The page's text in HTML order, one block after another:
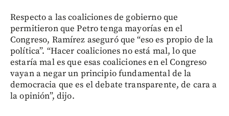
Respecto a las coaliciones de gobierno que
permitieron que Petro tenga mayorías en el
Congreso, Ramírez aseguró que “eso es propio de la
política”. “Hacer coaliciones no está mal, lo que
estaría mal es que esas coaliciones en el Congreso
vayan a negar un principio fundamental de la
democracia que es el debate transparente, de cara a
la opinión”, dijo.